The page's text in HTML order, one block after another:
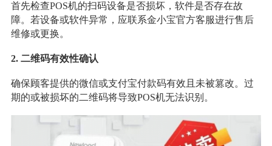
首先检查POS机的扫码设备是否损坏，软件是否存在故
障。若设备或软件异常，应联系金小宝官方客服进行售后
维修或更换。
2. 二维码有效性确认
确保顾客提供的微信或支付宝付款码有效且未被篡改。过
期的或被损坏的二维码将导致POS机无法识别。